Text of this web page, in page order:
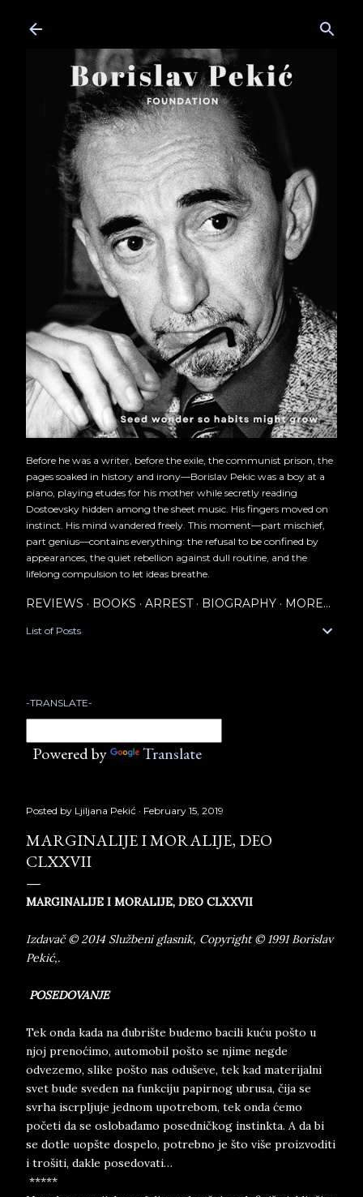
Before he was a writer, before the exile, the communist prison, the
pages soaked in history and irony—Borislav Pekic was a boy at a
piano, playing etudes for his mother while secretly reading
Dostoevsky hidden among the sheet music. His fingers moved on
instinct. His mind wandered freely. This moment—part mischief,
part genius—contains everything: the refusal to be confined by
appearances, the quiet rebellion against dull routine, and the
lifelong compulsion to let ideas breathe.
REVIEWS BOOKS ARREST BIOGRAPHY MORE…
List of Posts
-TRANSLATE-
Powered by Translate
Posted by Ljiljana Pekić February 15, 2019
MARGINALIJE I MORALIJE, DEO
CLXXVII
MARGINALIJE I MORALIJE, DEO CLXXVII
Izdavač © 2014 Službeni glasnik, Copyright © 1991 Borislav
Pekić,.
POSEDOVANJE
Tek onda kada na đubrište budemo bacili kuću pošto u
njoj prenoćimo, automobil pošto se njime negde
odvezemo, slike pošto nas oduševe, tek kad materijalni
svet bude sveden na funkciju papirnog ubrusa, čija se
svrha iscrpljuje jednom upotrebom, tek onda ćemo
početi da se oslobađamo posedničkog instinkta. A da bi
se dotle uopšte dospelo, potrebno je što više proizvoditi
i trošiti, dakle posedovati…
*****